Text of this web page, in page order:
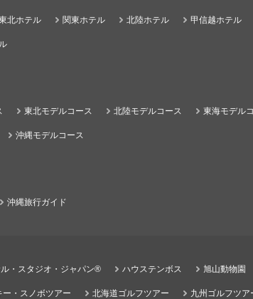
北ホテル 関東ホテル 北陸ホテル 甲信越ホテル
東北モデルコース 北陸モデルコース 東海モデル
沖縄モデルコース
沖縄旅行ガイド
・スタジオ・ジャパン® ハウステンボス 旭山動物園
ー・スノボツアー 北海道ゴルフツアー 九州ゴルフツア